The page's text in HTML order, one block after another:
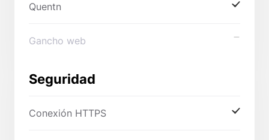
Quentn
Gancho web
Seguridad
Conexión HTTPS